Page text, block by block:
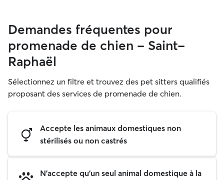
Demandes fréquentes pour
promenade de chien - Saint-
Raphaël
Sélectionnez un filtre et trouvez des pet sitters qualifiés
proposant des services de promenade de chien.
Accepte les animaux domestiques non
stérilisés ou non castrés
N'accepte qu'un seul animal domestique à la